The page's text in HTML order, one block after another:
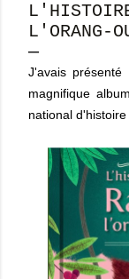
L'ORANG-
J'avais présenté
magnifique
national d'histoire